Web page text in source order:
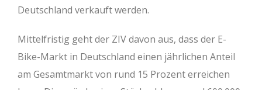
Deutschland verkauft werden.
Mittelfristig geht der ZIV davon aus, dass der E-
Bike-Markt in Deutschland einen jährlichen Anteil
am Gesamtmarkt von rund 15 Prozent erreichen